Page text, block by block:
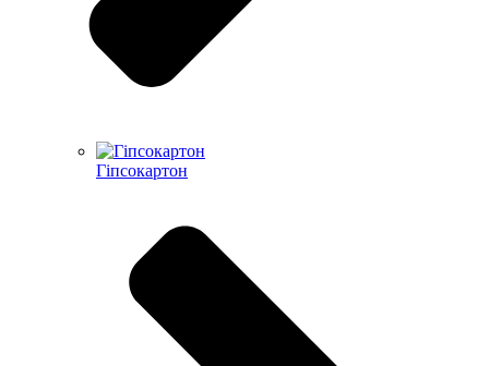
Гіпсокартон